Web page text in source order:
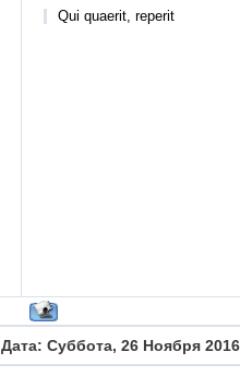
Qui quaerit, reperit
Дата: Суббота, 26 Ноября